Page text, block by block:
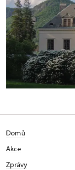
Domů
Akce
Zprávy